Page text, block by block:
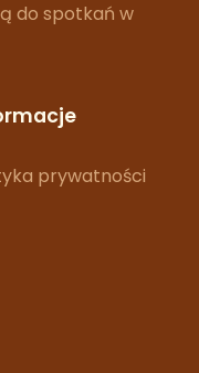
do spotkań w
prywatności